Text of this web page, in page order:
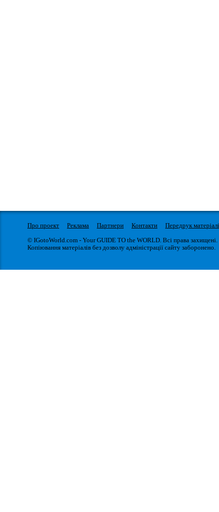
Про проект Реклама Партнери Контакти
Передрук
© IGotoWorld.com - Your GUIDE TO the WORLD. Всі права захищені.
Копіювання матеріалів без дозволу адміністрації сайту заборонено.